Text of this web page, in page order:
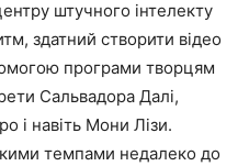
штучного інтелекту
здатний створити відео
програми творцям
Сальвадора Далі,
і навіть Мони Лізи.
темпами недалеко до